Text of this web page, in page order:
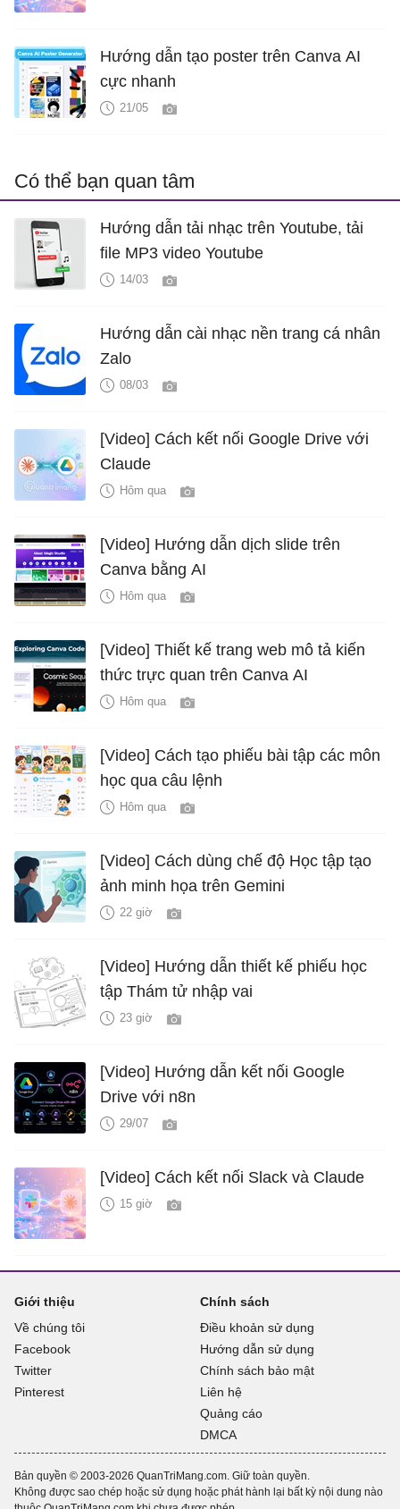
Hướng dẫn tạo poster trên Canva AI
cực nhanh
21/05
Có thể bạn quan tâm
Hướng dẫn tải nhạc trên Youtube, tải
file MP3 video Youtube
14/03
Hướng dẫn cài nhạc nền trang cá nhân
Zalo
08/03
[Video] Cách kết nối Google Drive với
Claude
Hôm qua
[Video] Hướng dẫn dịch slide trên
Canva bằng AI
Hôm qua
[Video] Thiết kế trang web mô tả kiến
thức trực quan trên Canva AI
Hôm qua
[Video] Cách tạo phiếu bài tập các môn
học qua câu lệnh
Hôm qua
[Video] Cách dùng chế độ Học tập tạo
ảnh minh họa trên Gemini
22 giờ
[Video] Hướng dẫn thiết kế phiếu học
tập Thám tử nhập vai
23 giờ
[Video] Hướng dẫn kết nối Google
Drive với n8n
29/07
[Video] Cách kết nối Slack và Claude
15 giờ
Giới thiệu
Về chúng tôi
Facebook
Twitter
Pinterest
Chính sách
Điều khoản sử dụng
Hướng dẫn sử dụng
Chính sách bảo mật
Liên hệ
Quảng cáo
DMCA
Bản quyền © 2003-2026 QuanTriMang.com. Giữ toàn quyền.
Không được sao chép hoặc sử dụng hoặc phát hành lại bất kỳ nội dung nào